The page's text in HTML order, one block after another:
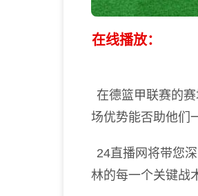
在线播放：
在德篮甲联赛的
场优势能否助他们
24直播网将带您
林的每一个关键战